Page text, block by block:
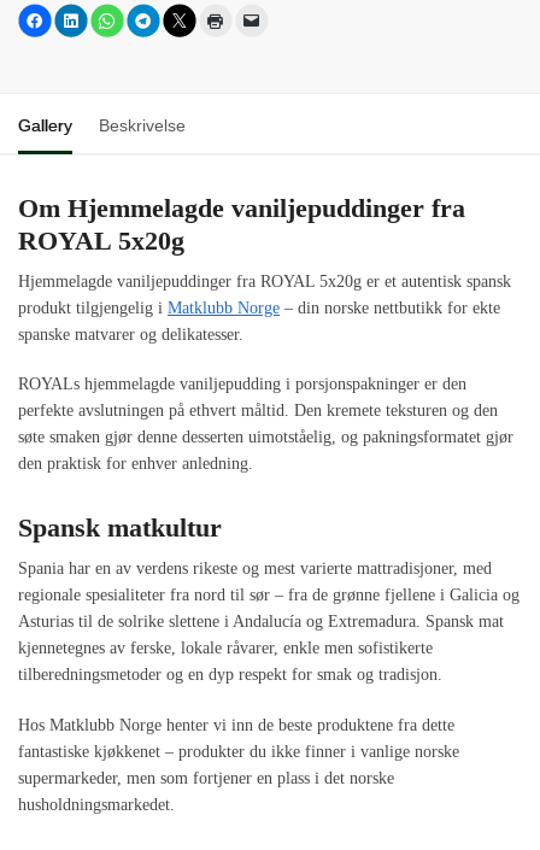
Gallery Beskrivelse
Om Hjemmelagde vaniljepuddinger fra
ROYAL 5x20g
Hjemmelagde vaniljepuddinger fra ROYAL 5x20g er et autentisk spansk
produkt tilgjengelig i Matklubb Norge – din norske nettbutikk for ekte
spanske matvarer og delikatesser.
ROYALs hjemmelagde vaniljepudding i porsjonspakninger er den
perfekte avslutningen på ethvert måltid. Den kremete teksturen og den
søte smaken gjør denne desserten uimotståelig, og pakningsformatet gjør
den praktisk for enhver anledning.
Spansk matkultur
Spania har en av verdens rikeste og mest varierte mattradisjoner, med
regionale spesialiteter fra nord til sør – fra de grønne fjellene i Galicia og
Asturias til de solrike slettene i Andalucía og Extremadura. Spansk mat
kjennetegnes av ferske, lokale råvarer, enkle men sofistikerte
tilberedningsmetoder og en dyp respekt for smak og tradisjon.
Hos Matklubb Norge henter vi inn de beste produktene fra dette
fantastiske kjøkkenet – produkter du ikke finner i vanlige norske
supermarkeder, men som fortjener en plass i det norske
husholdningsmarkedet.